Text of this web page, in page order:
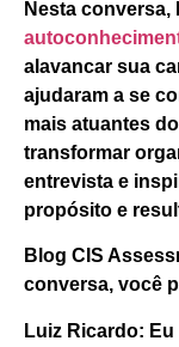
Nesta
alavancar sua
ajudaram a se
mais atuantes
transformar
entrevista e
propósito e
Blog CIS
conversa, você
Luiz Ricardo: